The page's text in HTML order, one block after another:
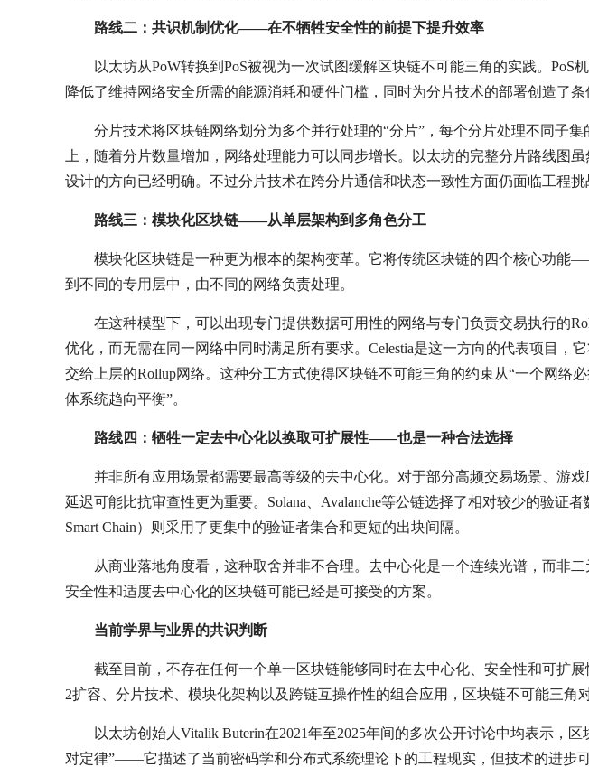
路线二：共识机制优化——在不牺牲安全性的前提下提升效率
以太坊从PoW转换到PoS被视为一次试图缓解区块链不可能三角的实践。PoS
降低了维持网络安全所需的能源消耗和硬件门槛，同时为分片技术的部署创造了条
分片技术将区块链网络划分为多个并行处理的“分片”，每个分片处理不同子
上，随着分片数量增加，网络处理能力可以同步增长。以太坊的完整分片路线图
设计的方向已经明确。不过分片技术在跨分片通信和状态一致性方面仍面临工程
路线三：模块化区块链——从单层架构到多角色分工
模块化区块链是一种更为根本的架构变革。它将传统区块链的四个核心功
到不同的专用层中，由不同的网络负责处理。
在这种模型下，可以出现专门提供数据可用性的网络与专门负责交易执行的
优化，而无需在同一网络中同时满足所有要求。Celestia是这一方向的代表项目，
交给上层的Rollup网络。这种分工方式使得区块链不可能三角的约束从“一个网络
体系统趋向平衡”。
路线四：牺牲一定去中心化以换取可扩展性——也是一种合法选择
并非所有应用场景都需要最高等级的去中心化。对于部分高频交易场景、游
延迟可能比抗审查性更为重要。Solana、Avalanche等公链选择了相对较少的验证
Smart Chain）则采用了更集中的验证者集合和更短的出块间隔。
从商业落地角度看，这种取舍并非不合理。去中心化是一个连续光谱，而非
安全性和适度去中心化的区块链可能已经是可接受的方案。
当前学界与业界的共识判断
截至目前，不存在任何一个单一区块链能够同时在去中心化、安全性和可扩
2扩容、分片技术、模块化架构以及跨链互操作性的组合应用，区块链不可能三角
以太坊创始人Vitalik Buterin在2021年至2025年间的多次公开讨论中均表示，
对定律”——它描述了当前密码学和分布式系统理论下的工程现实，但技术的进步